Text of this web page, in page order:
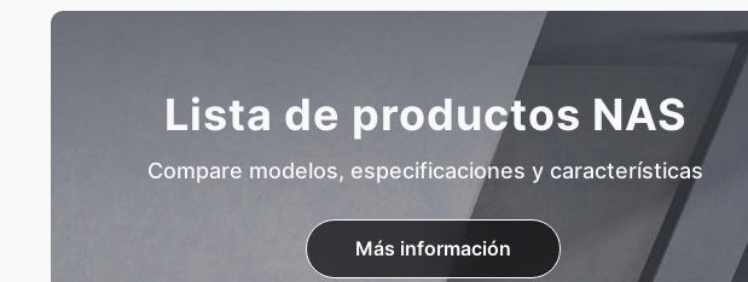
Lista de productos NAS
Compare modelos, especificaciones y características
Más información